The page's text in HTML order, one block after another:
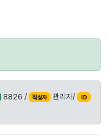
8826 / 작성자 관리자/ ID